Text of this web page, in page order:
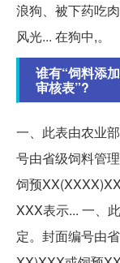
浪狗、被下药吃
风光... 在狗中,。
谁有“饲料添
审核表”?
一、此表由农业
号由省级饲料管
饲预
XXX表示... 一、
定。封面编号由